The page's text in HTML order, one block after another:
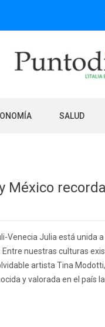
SALUD
México
Venecia Julia está unida
nuestras culturas
artista Tina
y valorada en el país